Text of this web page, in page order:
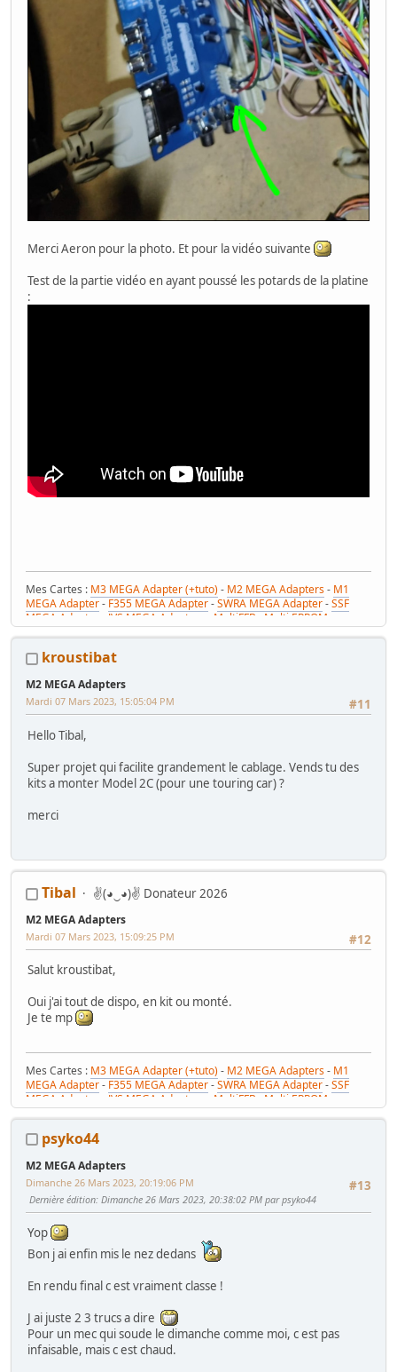
Merci Aeron pour la photo. Et pour la vidéo suivante
Test de la partie vidéo en ayant poussé les potards de la platine
:
Mes Cartes : M3 MEGA Adapter (+tuto) - M2 MEGA Adapters- M1
MEGA Adapter- F355 MEGA Adapter-SWRA MEGA Adapter-SSF
MEGA Adapter
JVS MEGA Adapters
MultiFFB : Multi EPROM pour
Driveboard SEGA-M2toM3-Coin Tower Mini-VR Button Panel
RaceCab Multi sur Initial D
Mes WIP :Fast & Furious Super Bikes
Crisis 4 DX-Pole Position Upright
kroustibat
M2 MEGA Adapters
#11
Mardi 07 Mars 2023, 15:05:04 PM
Hello Tibal,
Super projet qui facilite grandement le cablage. Vends tu des
kits a monter Model 2C (pour une touring car) ?
merci
Tibal ✌(◕‿◕)✌ Donateur 2026
M2 MEGA Adapters
#12
Mardi 07 Mars 2023, 15:09:25 PM
Salut kroustibat,
Oui j'ai tout de dispo, en kit ou monté.
Je te mp
Mes Cartes : M3 MEGA Adapter (+tuto) - M2 MEGA Adapters- M1
MEGA Adapter- F355 MEGA Adapter-SWRA MEGA Adapter-SSF
MEGA Adapter
JVS MEGA Adapters
MultiFFB : Multi EPROM pour
Driveboard SEGA-M2toM3-Coin Tower Mini-VR Button Panel
RaceCab Multi sur Initial D
Mes WIP :Fast & Furious Super Bikes
Crisis 4 DX- Pole Position Upright
psyko44
M2 MEGA Adapters
#13
Dimanche 26 Mars 2023, 20:19:06 PM
Dernière édition: Dimanche 26 Mars 2023, 20:38:02 PM par psyko44
Yop
Bon j ai enfin mis le nez dedans
En rendu final c est vraiment classe !
J ai juste 2 3 trucs a dire
Pour un mec qui soude le dimanche comme moi, c est pas
infaisable, mais c est chaud.